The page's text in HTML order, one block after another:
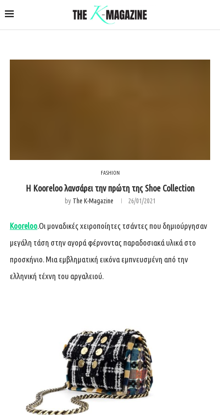
FASHION
Η Kooreloo λανσάρει την πρώτη της Shoe Collection
by The K-Magazine 26/01/2021
Kooreloo.Οι μοναδικές χειροποίητες τσάντες που δημιούργησαν
μεγάλη τάση στην αγορά φέρνοντας παραδοσιακά υλικά στο
προσκήνιο. Μια εμβληματική εικόνα εμπνευσμένη από την
ελληνική τέχνη του αργαλειού.